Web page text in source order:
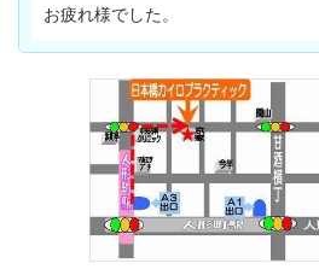
お疲れ様でした。